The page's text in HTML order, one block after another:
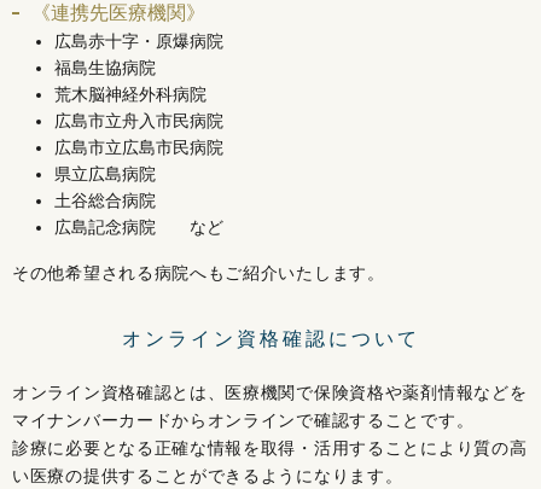
《連携先医療機関》
広島赤十字・原爆病院
福島生協病院
荒木脳神経外科病院
広島市立舟入市民病院
広島市立広島市民病院
県立広島病院
土谷総合病院
広島記念病院 など
その他希望される病院へもご紹介いたします。
オンライン資格確認について
オンライン資格確認とは、医療機関で保険資格や薬剤情報などを
マイナンバーカードからオンラインで確認することです。
診療に必要となる正確な情報を取得・活用することにより質の高
い医療の提供することができるようになります。